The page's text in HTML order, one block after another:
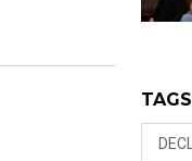
TAGS